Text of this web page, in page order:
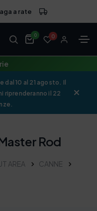
a rate
0 0
10 al 21 agosto. Il
riprenderanno il 22
Rod
AREA
CANNE